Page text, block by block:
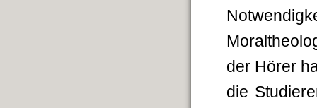
der Hörer
die